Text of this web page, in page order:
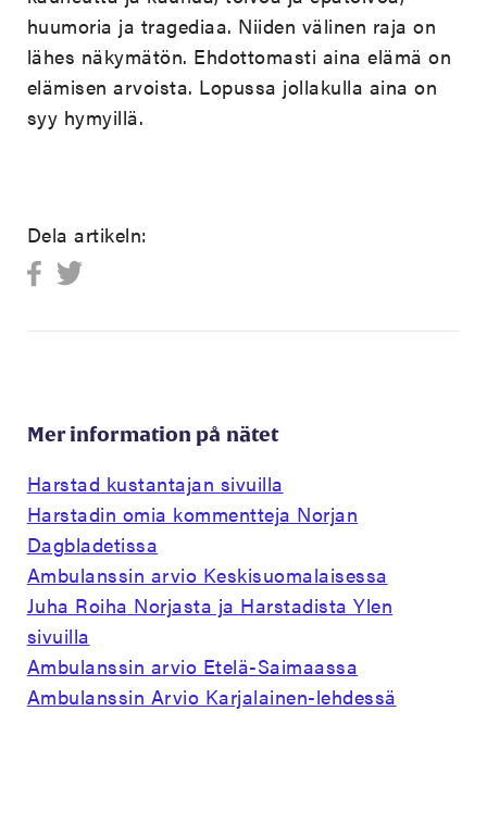
huumoria ja tragediaa. Niiden välinen raja on
lähes näkymätön. Ehdottomasti aina elämä on
elämisen arvoista. Lopussa jollakulla aina on
syy hymyillä.
Dela artikeln:
Mer information på nätet
Harstad kustantajan sivuilla
Harstadin omia kommentteja Norjan
Dagbladetissa
Ambulanssin arvio Keskisuomalaisessa
Juha Roiha Norjasta ja Harstadista Ylen
sivuilla
Ambulanssin arvio Etelä-Saimaassa
Ambulanssin Arvio Karjalainen-lehdessä